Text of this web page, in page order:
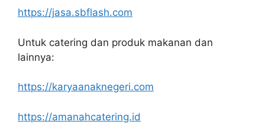
https://jasa.sbflash.com
Untuk catering dan produk makanan dan
lainnya:
https://karyaanaknegeri.com
https://amanahcatering.id